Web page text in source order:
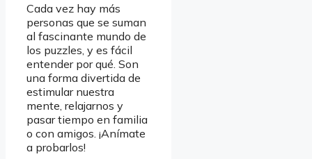
Cada vez hay más
personas que se suman
al fascinante mundo de
los puzzles, y es fácil
entender por qué. Son
una forma divertida de
estimular nuestra
mente, relajarnos y
pasar tiempo en familia
o con amigos. ¡Anímate
a probarlos!